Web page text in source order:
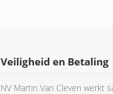
Veiligheid en Betaling
NV Martin Van Cleven werkt